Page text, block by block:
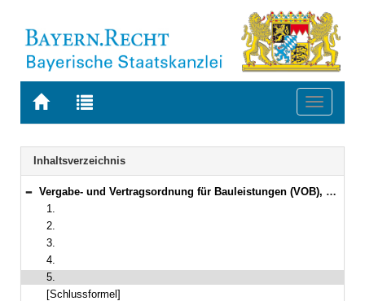
Zur
BAYERN.RECHT
Zur
letzten
Suche
Toggle
Navigation
Inhaltsverzeichnis
Bereich reduzieren
Vergabe- und Vertragsordnung für Bauleistungen (VOB), Gesamtausgabe 2019
1.
2.
3.
4.
5.
[Schlussformel]